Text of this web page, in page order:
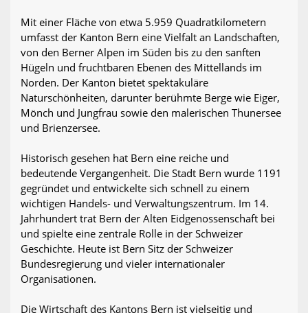
Mit einer Fläche von etwa 5.959 Quadratkilometern
umfasst der Kanton Bern eine Vielfalt an Landschaften,
von den Berner Alpen im Süden bis zu den sanften
Hügeln und fruchtbaren Ebenen des Mittellands im
Norden. Der Kanton bietet spektakuläre
Naturschönheiten, darunter berühmte Berge wie Eiger,
Mönch und Jungfrau sowie den malerischen Thunersee
und Brienzersee.
Historisch gesehen hat Bern eine reiche und
bedeutende Vergangenheit. Die Stadt Bern wurde 1191
gegründet und entwickelte sich schnell zu einem
wichtigen Handels- und Verwaltungszentrum. Im 14.
Jahrhundert trat Bern der Alten Eidgenossenschaft bei
und spielte eine zentrale Rolle in der Schweizer
Geschichte. Heute ist Bern Sitz der Schweizer
Bundesregierung und vieler internationaler
Organisationen.
Die Wirtschaft des Kantons Bern ist vielseitig und